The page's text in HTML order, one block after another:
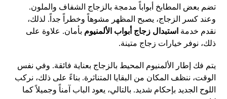
تضم بعض المطابخ أبواباً مدمجة بالزجاج الشفاف والملون.
وعند كسر الزجاج، يصبح المظهر مشوهاً وخطراً جداً. لذلك،
نقدم خدمة استبدال زجاج أبواب الألمنيوم بأمان. علاوة على
ذلك، نوفر خيارات زجاج متينة.
يتم فك إطار الألمنيوم المحيط بالزجاج بعناية فائقة. وفي نفس
الوقت، ننظف المكان من البقايا المتناثرة. بناءً على ذلك، نركب
اللوح الجديد بإحكام شديد. بالتالي، يعود الباب آمناً وجميلاً كما